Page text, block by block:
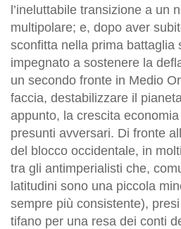
l’ineluttabile transizione a un
multipolare; e, dopo aver
sconfitta nella prima battaglia
impegnato a sostenere la
un secondo fronte in Medio
faccia, destabilizzare il
appunto, la crescita
presunti avversari. Di fronte
del blocco occidentale, in
tra gli antimperialisti che,
latitudini sono una piccola
sempre più consistente),
tifano per una resa dei conti